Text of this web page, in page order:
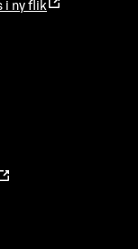
i ny flik